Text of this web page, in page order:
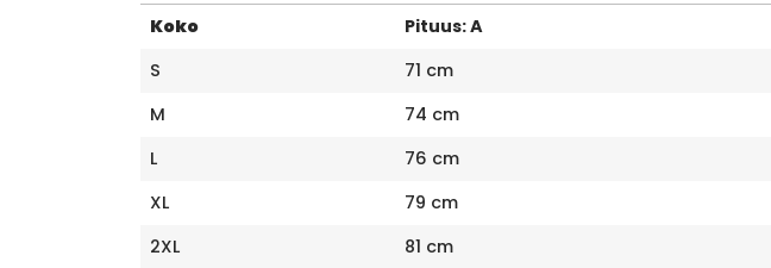
Koko Pituus: A
S
71 cm
M
74 cm
L
76 cm
XL
79 cm
2XL
81 cm